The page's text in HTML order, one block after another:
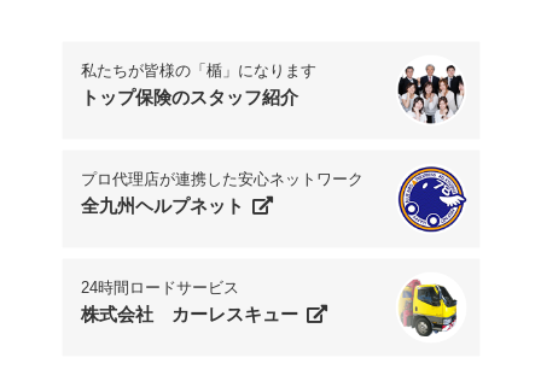
私たちが皆様の「楯」になります
トップ保険のスタッフ紹介
プロ代理店が連携した安心ネットワーク
全九州ヘルプネット
24時間ロードサービス
株式会社 カーレスキュー